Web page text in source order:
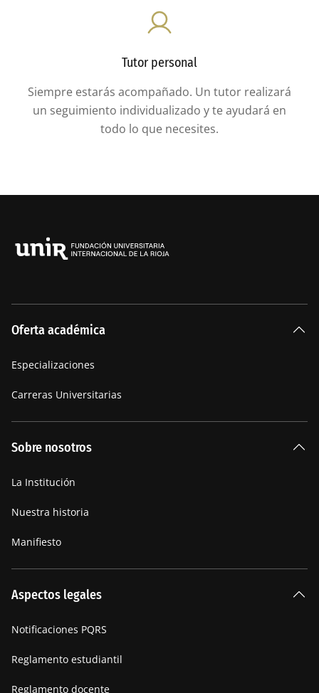
Tutor personal
Siempre estarás acompañado. Un tutor realizará
un seguimiento individualizado y te ayudará en
todo lo que necesites.
Oferta académica
Especializaciones
Carreras Universitarias
Sobre nosotros
La Institución
Nuestra historia
Manifiesto
Aspectos legales
Notificaciones PQRS
Reglamento estudiantil
Reglamento docente